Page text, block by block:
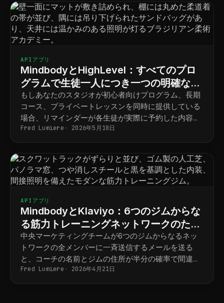
APIアプリ
MindbodyとHighLevel：すべてのプロ
グラムで生徒一人につき一つの明確なス
ケジュール
もしあなたのスタジオが初心者向けプログラム、長期
コース、プライベートレッスンを同時に提供している
場合、リマインダーが各生徒が実際に予約した内容と
最終的に一致するようにするには、以下の手順を踏む
必要があります。
Fred Lumiere 2026年5月18日
APIアプリ
MindbodyとKlaviyo：6つのジムからな
る筋力トレーニングネットワークのため
の拠点別マーケティング
中央マーケティングチームが6つのジムからなるネッ
トワークの全メンバーに一斉送信するメールを送る
と、コーチの名前とジムの住所が半分の確率で間違っ
てしまう。
Fred Lumiere 2026年4月21日